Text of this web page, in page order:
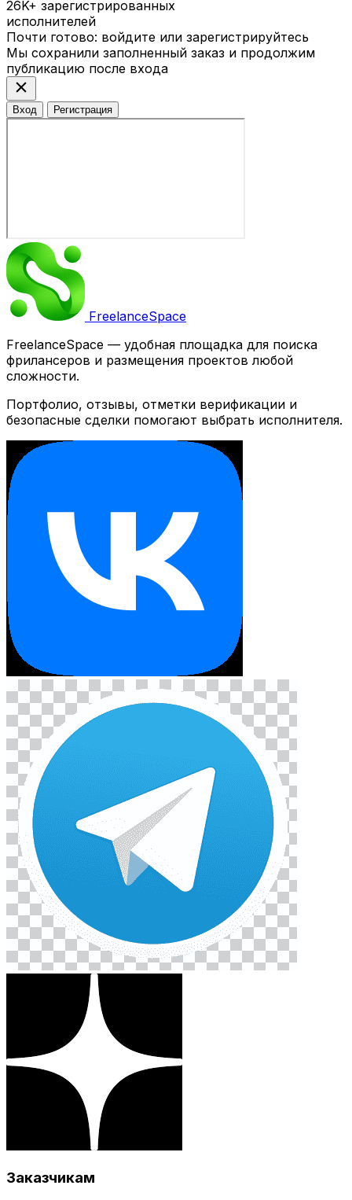
26K+ зарегистрированных
исполнителей
Почти готово: войдите или зарегистрируйтесь
Мы сохранили заполненный заказ и продолжим
публикацию после входа
close
Вход Регистрация
FreelanceSpace
FreelanceSpace — удобная площадка для поиска
фрилансеров и размещения проектов любой
сложности.
Портфолио, отзывы, отметки верификации и
безопасные сделки помогают выбрать исполнителя.
Заказчикам